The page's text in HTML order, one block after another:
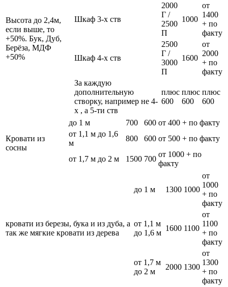
Высота до 2,4м,
если выше, то
+50%. Бук, Дуб,
Берёза, МДФ
+50%
Шкаф 3-х ств
2000
Г /
2500
П
1000
от
1400
+ по
факту
Шкаф 4-х ств
2500
Г /
3000
П
1600
от
2000
+ по
факту
За каждую
дополнительную
створку, например не 4-
х , а 5-ти ств
плюс
600
плюс
600
плюс
600
Кровати из
сосны
до 1 м 700 600 от 400 + по факту
от 1,1 м до 1,6
м
800 600 от 500 + по факту
от 1,7 м до 2 м 1500 700
от 1000 + по
факту
кровати из березы, бука и из дуба, а
так же мягкие кровати из дерева
до 1 м 1300 1000
от
1000
+ по
факту
от 1,1 м
до 1,6 м
1600 1100
от
1100
+ по
факту
от 1,7 м
до 2 м
2000 1300
от
1300
+ по
факту